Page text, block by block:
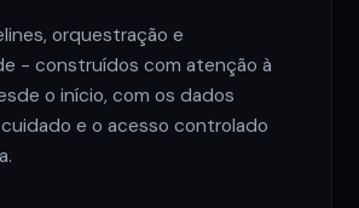
orquestração e
- construídos com atenção à
o início, com os dados
e o acesso controlado